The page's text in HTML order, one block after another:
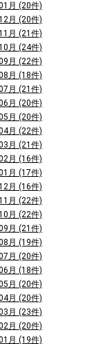
月 (20件)
月 (20件)
月 (21件)
月 (24件)
月 (22件)
月 (18件)
月 (21件)
月 (20件)
月 (20件)
月 (22件)
月 (21件)
月 (16件)
月 (17件)
月 (16件)
月 (22件)
月 (22件)
月 (21件)
月 (19件)
月 (20件)
月 (18件)
月 (20件)
月 (20件)
月 (23件)
月 (20件)
月 (19件)